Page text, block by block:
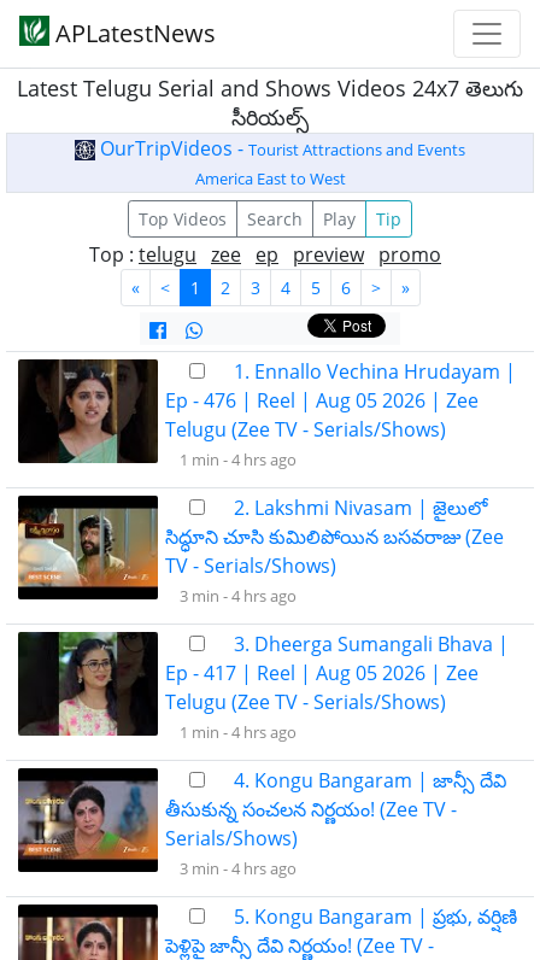
APLatestNews
Latest Telugu Serial and Shows Videos 24x7 తెలుగు
సీరియల్స్
OurTripVideos - Tourist Attractions and Events
America East to West
Top Videos Search Play Tip
Top : telugu zee ep preview promo
« < 1 2 3 4 5 6 > »
1. Ennallo Vechina Hrudayam |
Ep - 476 | Reel | Aug 05 2026 | Zee
Telugu (Zee TV - Serials/Shows)
1 min -4 hrs ago
2. Lakshmi Nivasam | జైలులో
సిద్ధూని చూసి కుమిలిపోయిన బసవరాజు (Zee
TV - Serials/Shows)
3 min -4 hrs ago
3. Dheerga Sumangali Bhava |
Ep - 417 | Reel | Aug 05 2026 | Zee
Telugu (Zee TV - Serials/Shows)
1 min -4 hrs ago
4. Kongu Bangaram | జాన్సీ దేవి
తీసుకున్న సంచలన నిర్ణయం! (Zee TV -
Serials/Shows)
3 min -4 hrs ago
5. Kongu Bangaram | ప్రభు, వర్షిణి
పెళ్లిపై జాన్సీ దేవి నిర్ణయం! (Zee TV -